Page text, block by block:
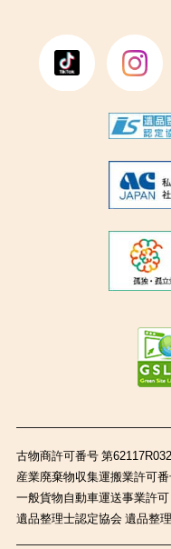
古物商許可番号 第
産業廃棄物収集運搬業許可
一般貨物自動車運送事業許
遺品整理士認定協会 遺品整